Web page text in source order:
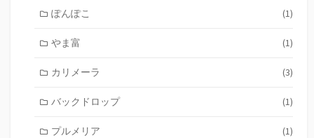
ぽんぽこ (1)
やま富 (1)
カリメーラ (3)
バックドロップ (1)
プルメリア (1)